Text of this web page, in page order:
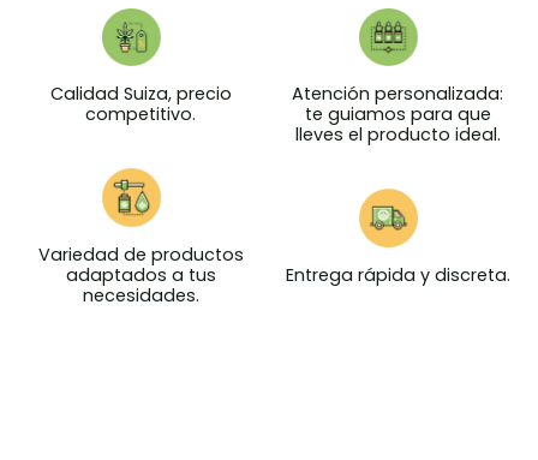
Calidad Suiza, precio
competitivo.
Variedad de productos
adaptados a tus
necesidades.
Entrega rápida y discreta.
Atención personalizada:
te guiamos para que
lleves el producto ideal.